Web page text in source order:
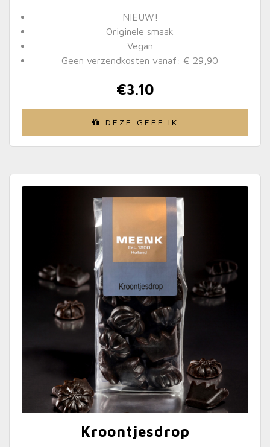
NIEUW!
Originele smaak
Vegan
Geen verzendkosten vanaf: € 29,90
€3.10
DEZE GEEF IK
Kroontjesdrop